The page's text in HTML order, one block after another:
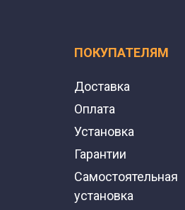
ПОКУПАТЕЛЯМ
Доставка
Оплата
Установка
Гарантии
Самостоятельная
установка